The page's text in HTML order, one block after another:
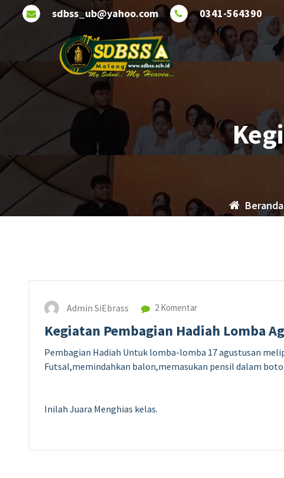
Lewati
ke
sdbss_ub@yahoo.com 0341-564390
Beranda
Admin SiEbrass 2 Komentar
Kegiatan Pembagian Hadiah Lomba
Pembagian Hadiah Untuk lomba-lomba 17 agustusan
Futsal,memindahkan balon,memasukan pensil dalam
Inilah Juara Menghias kelas.